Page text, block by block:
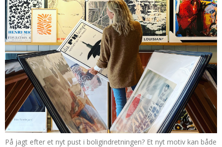
På jagt efter et nyt pust i boligindretningen? Et nyt motiv kan både